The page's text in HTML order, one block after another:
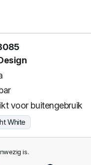
voor buitengebruik
White
is.